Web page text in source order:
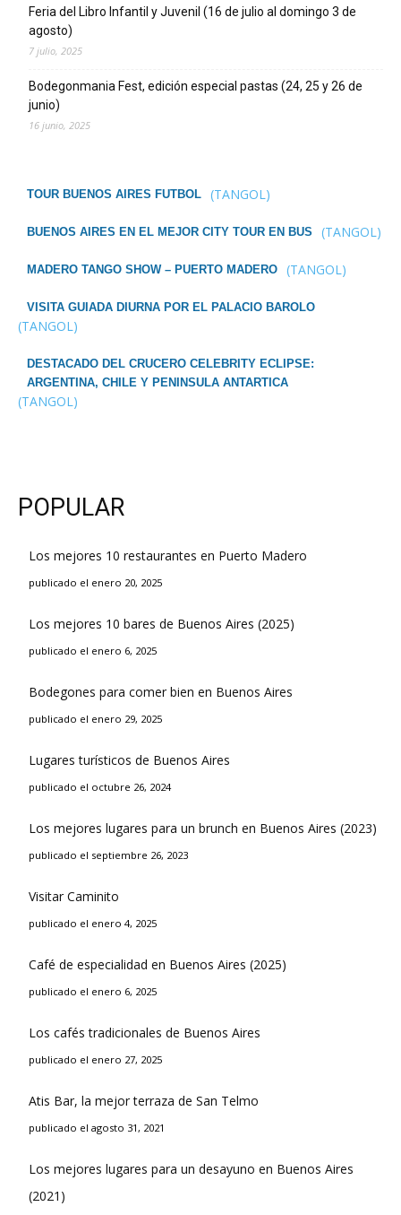
Feria del Libro Infantil y Juvenil (16 de julio al domingo 3 de
agosto)
7 julio, 2025
Bodegonmania Fest, edición especial pastas (24, 25 y 26 de
junio)
16 junio, 2025
TOUR BUENOS AIRES FUTBOL (TANGOL)
BUENOS AIRES EN EL MEJOR CITY TOUR EN BUS (TANGOL)
MADERO TANGO SHOW – PUERTO MADERO (TANGOL)
VISITA GUIADA DIURNA POR EL PALACIO BAROLO
(TANGOL)
DESTACADO DEL CRUCERO CELEBRITY ECLIPSE:
ARGENTINA, CHILE Y PENINSULA ANTARTICA
(TANGOL)
POPULAR
Los mejores 10 restaurantes en Puerto Madero
publicado el enero 20, 2025
Los mejores 10 bares de Buenos Aires (2025)
publicado el enero 6, 2025
Bodegones para comer bien en Buenos Aires
publicado el enero 29, 2025
Lugares turísticos de Buenos Aires
publicado el octubre 26, 2024
Los mejores lugares para un brunch en Buenos Aires (2023)
publicado el septiembre 26, 2023
Visitar Caminito
publicado el enero 4, 2025
Café de especialidad en Buenos Aires (2025)
publicado el enero 6, 2025
Los cafés tradicionales de Buenos Aires
publicado el enero 27, 2025
Atis Bar, la mejor terraza de San Telmo
publicado el agosto 31, 2021
Los mejores lugares para un desayuno en Buenos Aires
(2021)